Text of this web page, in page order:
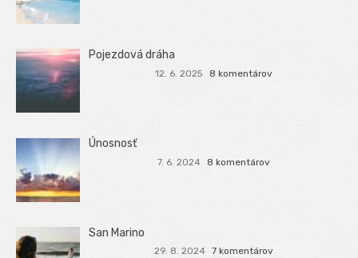
Pojezdová dráha
12. 6. 2025 8 komentárov
Únosnosť
7. 6. 2024 8 komentárov
San Marino
29. 8. 2024 7 komentárov